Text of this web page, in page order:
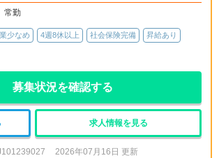
常勤
少なめ 4週8休以上 社会保険完備 昇給あり
募集状況を確認する
求人情報を見る
2026年07月16日 更新